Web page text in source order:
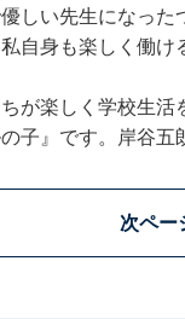
しい先生になっ
自身も楽しく働け
が楽しく学校生
の子』です。岸谷
次ペー